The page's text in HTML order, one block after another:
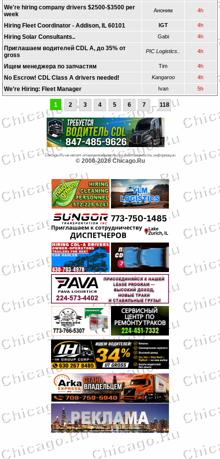
We're hiring company drivers $2500-$3500 per
week
Аноним 4h
Hiring Fleet Coordinator - Addison, IL 60101 IGT 4h
Hiring Solar Consultants.. Gabi 4h
Приглашаем водителей CDL A, до 35% от
gross
PIC Logistics.. 4h
Ищем менеджера по запчастям Tim 4h
No Escrow! CDL Class A drivers needed! Kangaroo 4h
We’re Hiring: Fleet Manager Ivan 5h
1 2 3 4 5 6 7 ... 118
Chicago.Ru не несет ответственности за достоверность информации
© 2000-2026 Chicago.Ru